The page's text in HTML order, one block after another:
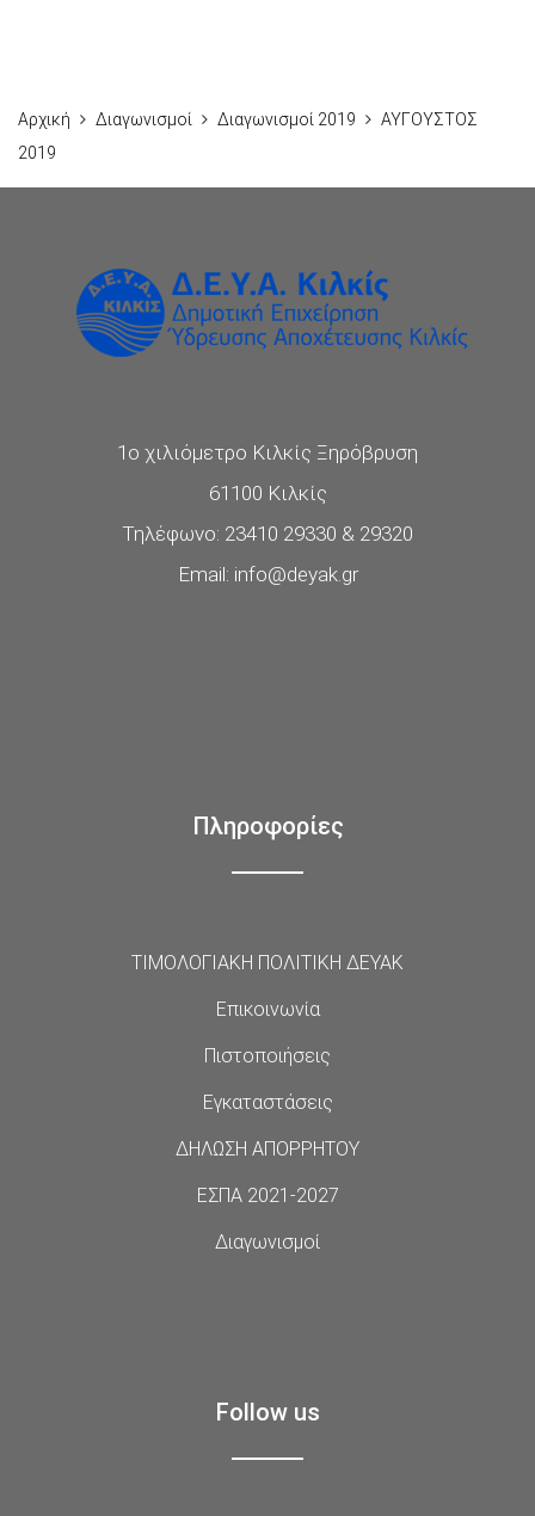
Αρχική Διαγωνισμοί Διαγωνισμοί 2019
ΑΥΓΟΥΣΤΟΣ
2019
1ο χιλιόμετρο Κιλκίς Ξηρόβρυση
61100 Κιλκίς
Τηλέφωνο: 23410 29330 & 29320
Email: info@deyak.gr
Πληροφορίες
ΤΙΜΟΛΟΓΙΑΚΗ ΠΟΛΙΤΙΚΗ ΔΕΥΑΚ
Επικοινωνία
Πιστοποιήσεις
Εγκαταστάσεις
ΔΗΛΩΣΗ ΑΠΟΡΡΗΤΟΥ
ΕΣΠΑ 2021-2027
Διαγωνισμοί
Follow us